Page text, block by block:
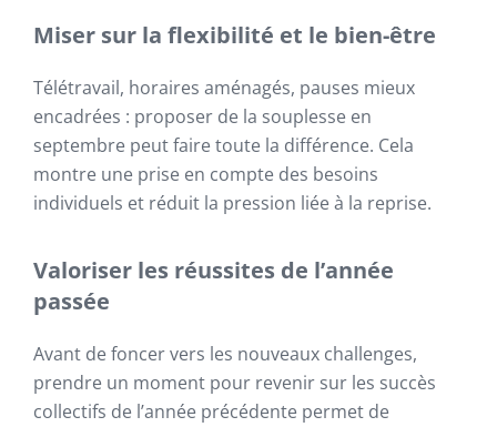
Miser sur la flexibilité et le bien-être
Télétravail, horaires aménagés, pauses mieux
encadrées : proposer de la souplesse en
septembre peut faire toute la différence. Cela
montre une prise en compte des besoins
individuels et réduit la pression liée à la reprise.
Valoriser les réussites de l’année
passée
Avant de foncer vers les nouveaux challenges,
prendre un moment pour revenir sur les succès
collectifs de l’année précédente permet de